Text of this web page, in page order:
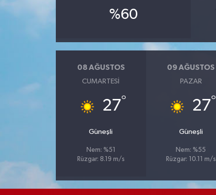
%60
08 AĞUSTOS
CUMARTESI
27°
Güneşli
Nem: %51
Rüzgar: 8.19 m/s
09 AĞUSTOS
PAZAR
27°
Güneşli
Nem: %55
Rüzgar: 10.11 m/s